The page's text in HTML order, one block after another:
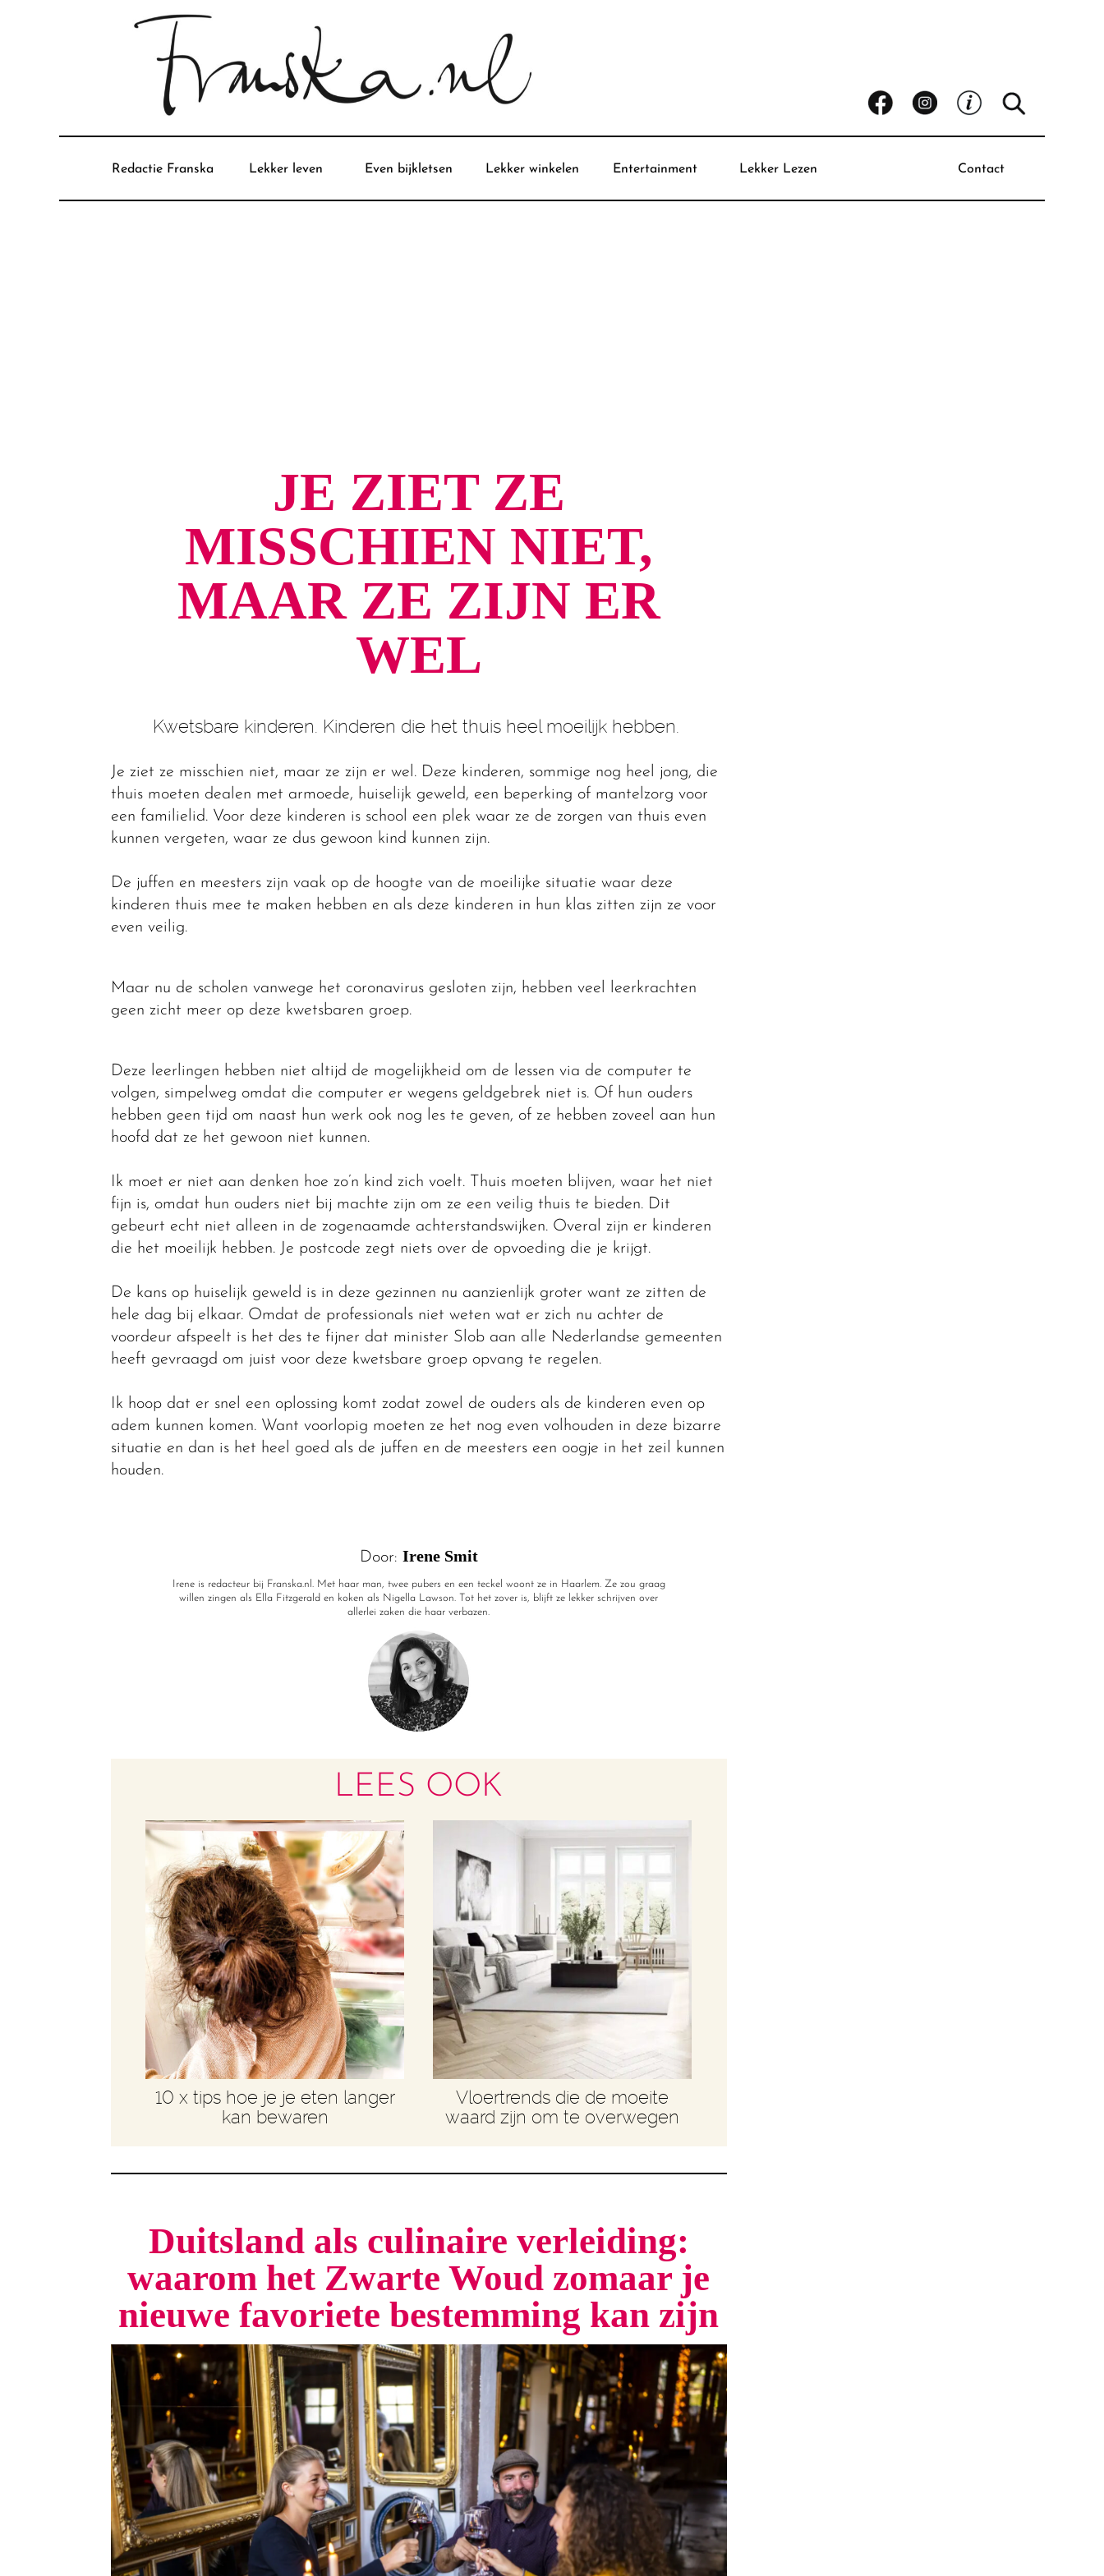
Redactie Franska Lekker leven Even bijkletsen Lekker winkelen Entertainment Lekker Lezen Contact
JE ZIET ZE
MISSCHIEN NIET,
MAAR ZE ZIJN ER
WEL
Kwetsbare kinderen. Kinderen die het thuis heel moeilijk hebben.
Je ziet ze misschien niet, maar ze zijn er wel. Deze kinderen, sommige nog heel jong, die
thuis moeten dealen met armoede, huiselijk geweld, een beperking of mantelzorg voor
een familielid. Voor deze kinderen is school een plek waar ze de zorgen van thuis even
kunnen vergeten, waar ze dus gewoon kind kunnen zijn.
De juffen en meesters zijn vaak op de hoogte van de moeilijke situatie waar deze
kinderen thuis mee te maken hebben en als deze kinderen in hun klas zitten zijn ze voor
even veilig.
Maar nu de scholen vanwege het coronavirus gesloten zijn, hebben veel leerkrachten
geen zicht meer op deze kwetsbaren groep.
Deze leerlingen hebben niet altijd de mogelijkheid om de lessen via de computer te
volgen, simpelweg omdat die computer er wegens geldgebrek niet is. Of hun ouders
hebben geen tijd om naast hun werk ook nog les te geven, of ze hebben zoveel aan hun
hoofd dat ze het gewoon niet kunnen.
Ik moet er niet aan denken hoe zo’n kind zich voelt. Thuis moeten blijven, waar het niet
fijn is, omdat hun ouders niet bij machte zijn om ze een veilig thuis te bieden. Dit
gebeurt echt niet alleen in de zogenaamde achterstandswijken. Overal zijn er kinderen
die het moeilijk hebben. Je postcode zegt niets over de opvoeding die je krijgt.
De kans op huiselijk geweld is in deze gezinnen nu aanzienlijk groter want ze zitten de
hele dag bij elkaar. Omdat de professionals niet weten wat er zich nu achter de
voordeur afspeelt is het des te fijner dat minister Slob aan alle Nederlandse gemeenten
heeft gevraagd om juist voor deze kwetsbare groep opvang te regelen.
Ik hoop dat er snel een oplossing komt zodat zowel de ouders als de kinderen even op
adem kunnen komen. Want voorlopig moeten ze het nog even volhouden in deze bizarre
situatie en dan is het heel goed als de juffen en de meesters een oogje in het zeil kunnen
houden.
Door: Irene Smit
Irene is redacteur bij Franska.nl. Met haar man, twee pubers en een teckel woont ze in Haarlem. Ze zou graag
willen zingen als Ella Fitzgerald en koken als Nigella Lawson. Tot het zover is, blijft ze lekker schrijven over
allerlei zaken die haar verbazen.
LEES OOK
10 x tips hoe je je eten langer
kan bewaren
Vloertrends die de moeite
waard zijn om te overwegen
Duitsland als culinaire verleiding:
waarom het Zwarte Woud zomaar je
nieuwe favoriete bestemming kan zijn